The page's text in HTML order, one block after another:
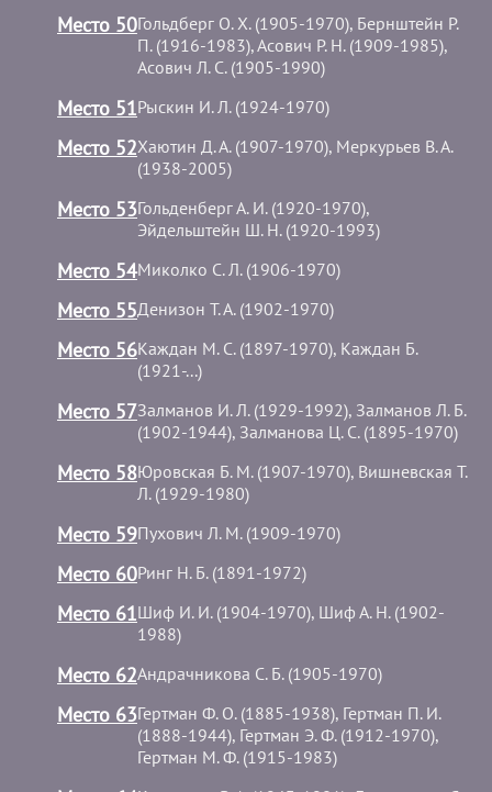
Место 50Гольдберг О. Х. (1905-1970), Бернштейн Р.
П. (1916-1983), Асович Р. Н. (1909-1985),
Асович Л. С. (1905-1990)
Место 51Рыскин И. Л. (1924-1970)
Место 52Хаютин Д. А. (1907-1970), Меркурьев В. А.
(1938-2005)
Место 53Гольденберг А. И. (1920-1970),
Эйдельштейн Ш. Н. (1920-1993)
Место 54Миколко С. Л. (1906-1970)
Место 55Денизон Т. А. (1902-1970)
Место 56Каждан М. С. (1897-1970), Каждан Б.
(1921-...)
Место 57Залманов И. Л. (1929-1992), Залманов Л. Б.
(1902-1944), Залманова Ц. С. (1895-1970)
Место 58Юровская Б. М. (1907-1970), Вишневская Т.
Л. (1929-1980)
Место 59Пухович Л. М. (1909-1970)
Место 60Ринг Н. Б. (1891-1972)
Место 61Шиф И. И. (1904-1970), Шиф А. Н. (1902-
1988)
Место 62Андрачникова С. Б. (1905-1970)
Место 63Гертман Ф. О. (1885-1938), Гертман П. И.
(1888-1944), Гертман Э. Ф. (1912-1970),
Гертман М. Ф. (1915-1983)